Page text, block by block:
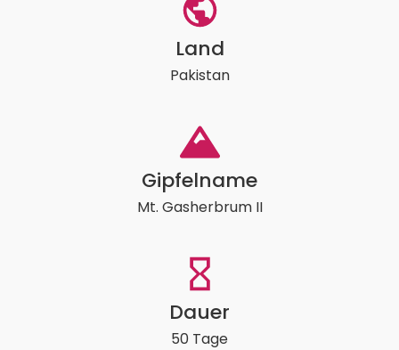
Land
Pakistan
Gipfelname
Mt. Gasherbrum II
Dauer
50 Tage